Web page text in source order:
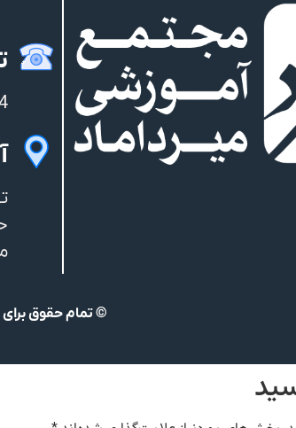
© تمام حقوق